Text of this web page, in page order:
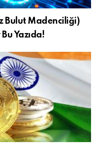
Bulut Madenciliği)
Yazıda!